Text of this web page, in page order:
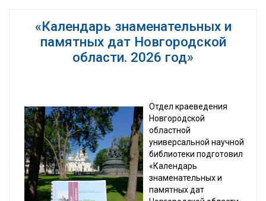
«Календарь знаменательных и
памятных дат Новгородской
области. 2026 год»
Отдел краеведения
Новгородской
областной
универсальной научной
библиотеки подготовил
«Календарь
знаменательных и
памятных дат